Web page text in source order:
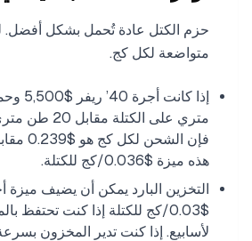
حزم الكتل عادة تُحمل بشكل أفضل.
متواضعة لكل كج.
هذه ميزة $0.036/كج للكتلة.
$0.03/كج للكتلة إذا كنت تحتفظ
لأسابيع. إذا كنت تدير المخزون